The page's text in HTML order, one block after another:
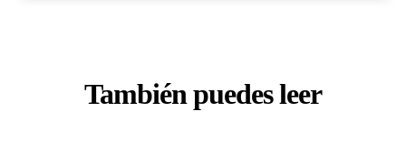
También puedes leer